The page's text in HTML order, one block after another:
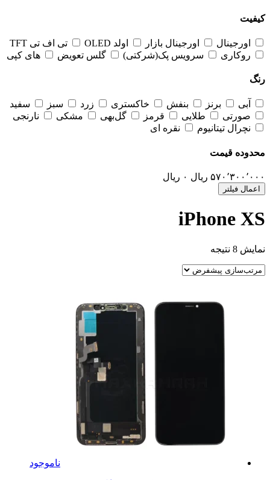
اورجینال اورجینال بازار اولد OLED
تی اف تی TFT
روکاری
سرویس پک(شرکتی) گلس تعویض های کپی
آبی برنز بنفش خاکستری زرد سبز
سفید
صورتی
طلایی قرمز گل‌بهی مشکی
نارنجی
نچرال تیتانیوم
نقره ای
قیمت
ریال ۰ریال
فیلتر
iPhone
8 نتیجه
ناموجود